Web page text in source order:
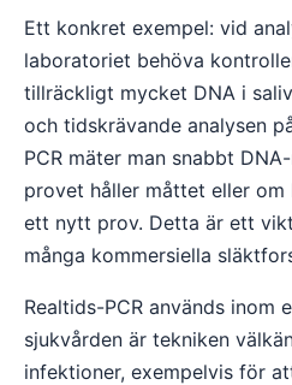
Ett konkret exempel: vid
laboratoriet behöva
tillräckligt mycket DNA i
och tidskrävande analysen
PCR mäter man snabbt
provet håller måttet eller om
ett nytt prov. Detta är ett
många kommersiella
Realtids-PCR används inom
sjukvården är tekniken
infektioner, exempelvis för